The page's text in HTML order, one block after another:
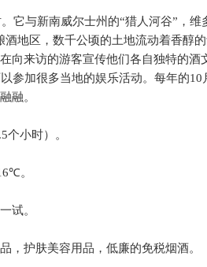
它与新南威尔士州的“猎人河谷”，维
地区，数千公顷的土地流动着香醇
向来访的游客宣传他们各自独特的酒
参加很多当地的娱乐活动。每年的10
融。
个小时）。
℃。
试。
，护肤美容用品，低廉的免税烟酒。